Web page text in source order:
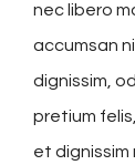
nec libero
accumsan
dignissim,
pretium
et